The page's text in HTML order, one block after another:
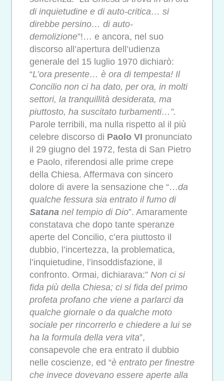
di inquietudine e di auto-critica… si
direbbe persino… di auto-
demolizione”!… e ancora, nel suo
discorso all’apertura dell’udienza
generale del 15 luglio 1970 dichiarò:
“L’ora presente… è ora di tempesta! Il
Concilio non ci ha dato, per ora, in molti
settori, la tranquillità desiderata, ma
piuttosto, ha suscitato turbamenti…”.
Parole terribili, ma nulla rispetto al il più
celebre discorso di Paolo VI pronunciato
il 29 giugno del 1972, festa di San Pietro
e Paolo, riferendosi alle prime crepe
della Chiesa. Affermava con sincero
dolore di avere la sensazione che “…da
qualche fessura sia entrato il fumo di
Satana nel tempio di Dio”. Amaramente
constatava che dopo tante speranze
aperte del Concilio, c’era piuttosto il
dubbio, l’incertezza, la problematica,
l’inquietudine, l’insoddisfazione, il
confronto. Ormai, dichiarava:” Non ci si
fida più della Chiesa; ci si fida del primo
profeta profano che viene a parlarci da
qualche giornale o da qualche moto
sociale per rincorrerlo e chiedere a lui se
ha la formula della vera vita”,
consapevole che era entrato il dubbio
nelle coscienze, ed “è entrato per finestre
che invece dovevano essere aperte alla